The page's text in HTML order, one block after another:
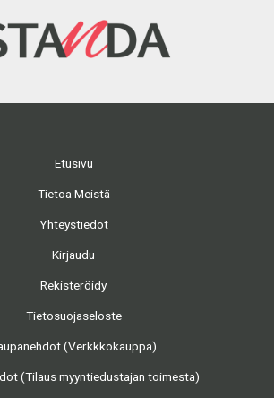
Etusivu
Tietoa Meistä
Yhteystiedot
Kirjaudu
Rekisteröidy
Tietosuojaseloste
(Verkkkokauppa)
(Tilaus myyntiedustajan toimesta)